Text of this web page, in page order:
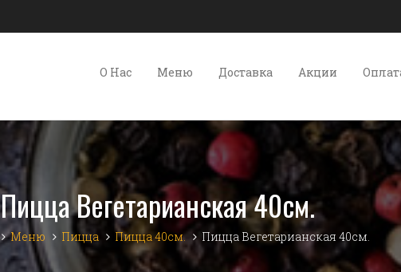
О Нас Меню Доставка Акции
Пицца Вегетарианская 40см.
Меню Пицца Пицца 40см. Пицца Вегетарианская 40см.